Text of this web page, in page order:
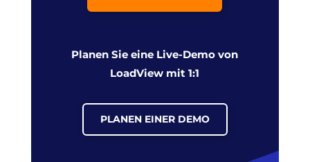
Planen Sie eine Live-Demo von
LoadView mit 1:1
PLANEN EINER DEMO